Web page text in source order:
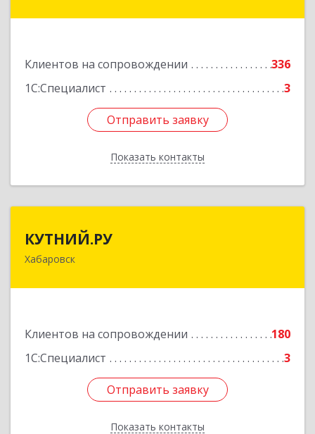
Клиентов на сопровождении
336
1С:Специалист
3
Отправить заявку
Показать контакты
Отправить заявку
Назад
КУТНИЙ.РУ
Хабаровск
Клиентов на сопровождении
180
1С:Специалист
3
Отправить заявку
Показать контакты
680007, Хабаровский край, Хабаровск г,
Отправить заявку
Назад